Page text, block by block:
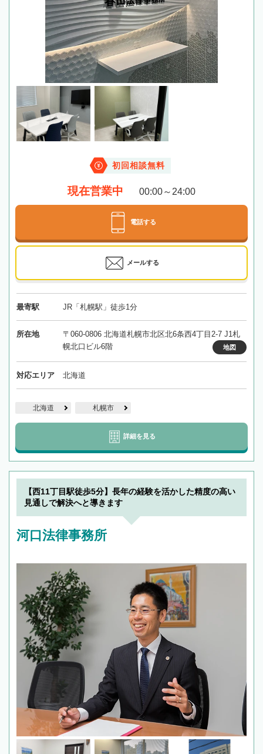
初回相談無料
現在営業中 00:00～24:00
電話する
メールする
最寄駅 JR「札幌駅」徒歩1分
所在地
〒060-0806 北海道札幌市北区北6条西4丁目2-7 J1札
幌北口ビル6階
地図
対応エリア 北海道
北海道 札幌市
詳細を見る
【西11丁目駅徒歩5分】長年の経験を活かした精度の高い
見通しで解決へと導きます
河口法律事務所